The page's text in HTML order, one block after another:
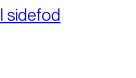
sidefod